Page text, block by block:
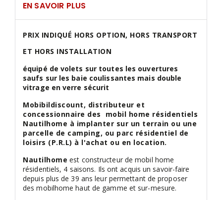
EN SAVOIR PLUS
PRIX INDIQUÉ HORS OPTION, HORS TRANSPORT
ET HORS INSTALLATION
équipé de volets sur toutes les ouvertures
saufs sur les baie coulissantes mais double
vitrage en verre sécurit
Mobibildiscount, distributeur et
concessionnaire des mobil home résidentiels
Nautilhome à implanter sur un terrain ou une
parcelle de camping, ou parc résidentiel de
loisirs (P.R.L) à l'achat ou en location.
Nautilhome est constructeur de mobil home
résidentiels, 4 saisons. Ils ont acquis un savoir-faire
depuis plus de 39 ans leur permettant de proposer
des mobilhome haut de gamme et sur-mesure.